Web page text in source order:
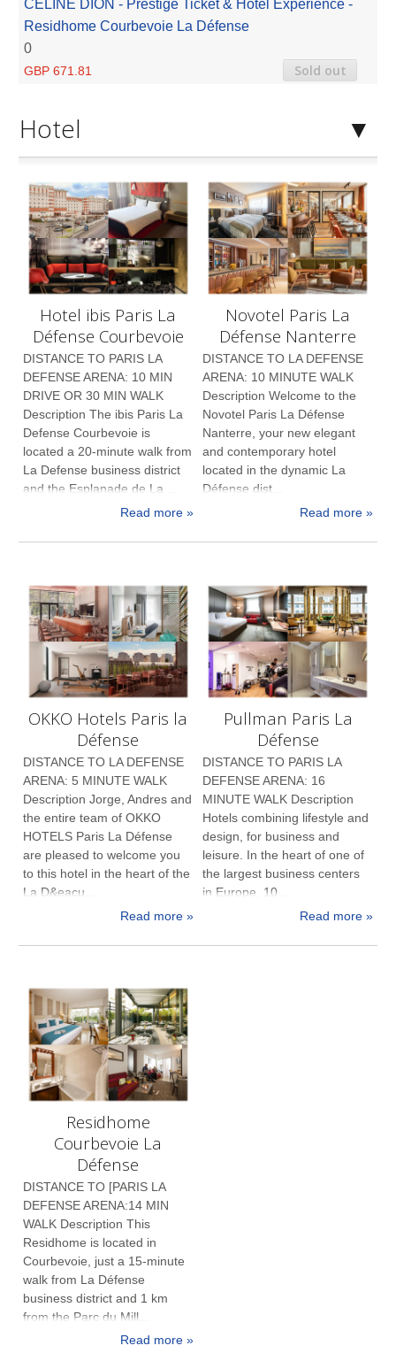
CÉLINE DION - Prestige Ticket & Hotel Experience -
Residhome Courbevoie La Défense
0
GBP 671.81 Sold out
Hotel
Hotel ibis Paris La
Défense Courbevoie
DISTANCE TO PARIS LA
DEFENSE ARENA: 10 MIN
DRIVE OR 30 MIN WALK
Description The ibis Paris La
Defense Courbevoie is
located a 20-minute walk from
La Defense business district
and the Esplanade de La ...
Read more »
Novotel Paris La
Défense Nanterre
DISTANCE TO LA DEFENSE
ARENA: 10 MINUTE WALK
Description Welcome to the
Novotel Paris La Défense
Nanterre, your new elegant
and contemporary hotel
located in the dynamic La
Défense dist...
Read more »
OKKO Hotels Paris la
Défense
DISTANCE TO LA DEFENSE
ARENA: 5 MINUTE WALK
Description Jorge, Andres and
the entire team of OKKO
HOTELS Paris La Défense
are pleased to welcome you
to this hotel in the heart of the
La D&eacu...
Read more »
Pullman Paris La
Défense
DISTANCE TO PARIS LA
DEFENSE ARENA: 16
MINUTE WALK Description
Hotels combining lifestyle and
design, for business and
leisure. In the heart of one of
the largest business centers
in Europe, 10 ...
Read more »
Residhome
Courbevoie La
Défense
DISTANCE TO [PARIS LA
DEFENSE ARENA:14 MIN
WALK Description This
Residhome is located in
Courbevoie, just a 15-minute
walk from La Défense
business district and 1 km
from the Parc du Mill...
Read more »